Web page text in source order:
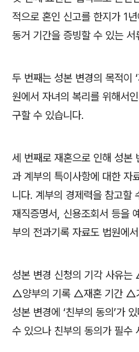
적으로 혼인 신고를 한지가 1
동거 기간을 증빙할 수 있는 서
두 번째는 성본 변경의 목적이 ‘
원에서 자녀의 복리를 위해서
구할 수 있습니다.
세 번째로 재혼으로 인해 성본
과 계부의 특이사항에 대한 자
니다. 계부의 경제력을 참고할
재직증명서
신용조회서 등을
부의 전과기록 자료도 법원에
성본 변경 신청의 기각 사유는
△양부의 기록 △재혼 기간 △
성본 변경에 ‘친부의 동의’가
수 있으나 친부의 동의가 필수